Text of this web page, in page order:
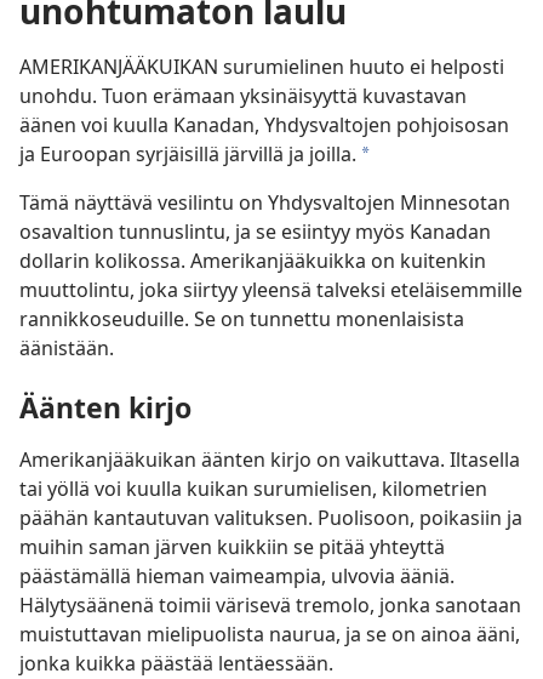
unohtumaton laulu
AMERIKANJÄÄKUIKAN surumielinen huuto ei helposti
unohdu. Tuon erämaan yksinäisyyttä kuvastavan
äänen voi kuulla Kanadan, Yhdysvaltojen pohjoisosan
ja Euroopan syrjäisillä järvillä ja joilla. *
Tämä näyttävä vesilintu on Yhdysvaltojen Minnesotan
osavaltion tunnuslintu, ja se esiintyy myös Kanadan
dollarin kolikossa. Amerikanjääkuikka on kuitenkin
muuttolintu, joka siirtyy yleensä talveksi eteläisemmille
rannikkoseuduille. Se on tunnettu monenlaisista
äänistään.
Äänten kirjo
Amerikanjääkuikan äänten kirjo on vaikuttava. Iltasella
tai yöllä voi kuulla kuikan surumielisen, kilometrien
päähän kantautuvan valituksen. Puolisoon, poikasiin ja
muihin saman järven kuikkiin se pitää yhteyttä
päästämällä hieman vaimeampia, ulvovia ääniä.
Hälytysäänenä toimii värisevä tremolo, jonka sanotaan
muistuttavan mielipuolista naurua, ja se on ainoa ääni,
jonka kuikka päästää lentäessään.